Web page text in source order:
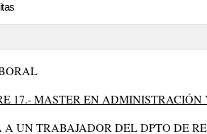
17.- MASTER EN ADMINISTRACIÓN
A UN TRABAJADOR DEL DPTO DE